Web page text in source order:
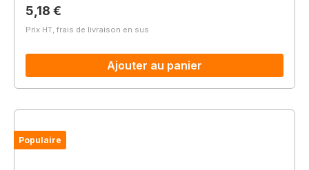
Prix régulier :
5,18 €
Prix HT, frais de livraison en sus
Ajouter au panier
Populaire